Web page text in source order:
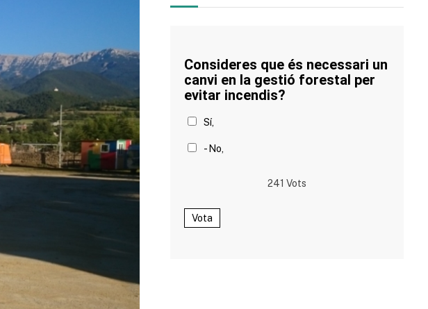
Consideres que és necessari un
canvi en la gestió forestal per
evitar incendis?
Sí,
- No,
241 Vots
Vota